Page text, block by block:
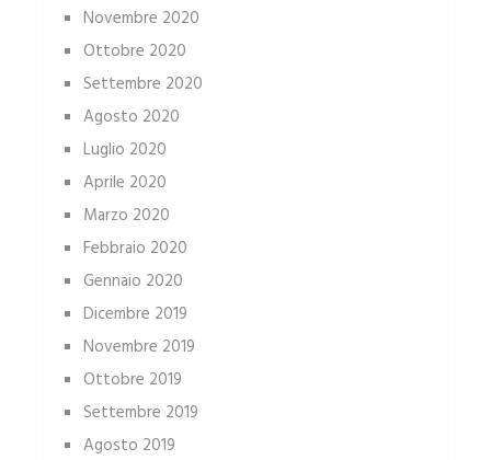
Novembre 2020
Ottobre 2020
Settembre 2020
Agosto 2020
Luglio 2020
Aprile 2020
Marzo 2020
Febbraio 2020
Gennaio 2020
Dicembre 2019
Novembre 2019
Ottobre 2019
Settembre 2019
Agosto 2019